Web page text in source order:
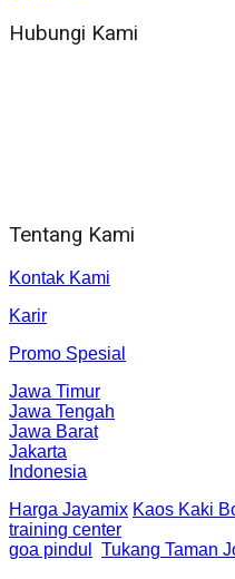
Hubungi Kami
Tentang Kami
Kontak Kami
Karir
Promo Spesial
Jawa Timur
Jawa Tengah
Jawa Barat
Jakarta
Indonesia
Harga Jayamix Kaos Kaki
training center
goa pindul
Tukang Taman